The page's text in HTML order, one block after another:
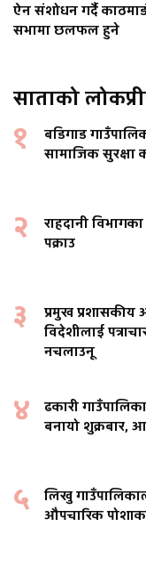
ऐन संशोधन गर्दै
सभामा छलफल हुने
साताको
१
बडिगाड
सामाजिक सुरक्षा
२
राहदानी
पक्राउ
३
प्रमुख प्रशासकीय
विदेशीलाई
नचलाउनू
४
ढकारी
बनायो शुक्रबार,
५
लिखु
औपचारिक